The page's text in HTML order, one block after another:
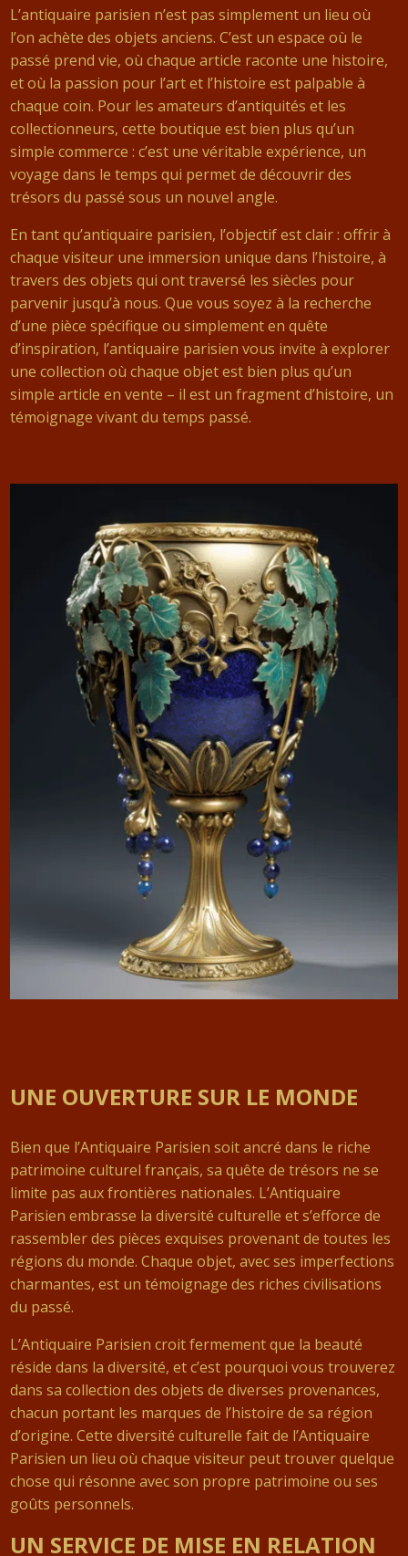
L’antiquaire parisien n’est pas simplement un lieu où
l’on achète des objets anciens. C’est un espace où le
passé prend vie, où chaque article raconte une histoire,
et où la passion pour l’art et l’histoire est palpable à
chaque coin. Pour les amateurs d’antiquités et les
collectionneurs, cette boutique est bien plus qu’un
simple commerce : c’est une véritable expérience, un
voyage dans le temps qui permet de découvrir des
trésors du passé sous un nouvel angle.
En tant qu’antiquaire parisien, l’objectif est clair : offrir à
chaque visiteur une immersion unique dans l’histoire, à
travers des objets qui ont traversé les siècles pour
parvenir jusqu’à nous. Que vous soyez à la recherche
d’une pièce spécifique ou simplement en quête
d’inspiration, l’antiquaire parisien vous invite à explorer
une collection où chaque objet est bien plus qu’un
simple article en vente – il est un fragment d’histoire, un
témoignage vivant du temps passé.
UNE OUVERTURE SUR LE MONDE
Bien que l’Antiquaire Parisien soit ancré dans le riche
patrimoine culturel français, sa quête de trésors ne se
limite pas aux frontières nationales. L’Antiquaire
Parisien embrasse la diversité culturelle et s’efforce de
rassembler des pièces exquises provenant de toutes les
régions du monde. Chaque objet, avec ses imperfections
charmantes, est un témoignage des riches civilisations
du passé.
L’Antiquaire Parisien croit fermement que la beauté
réside dans la diversité, et c’est pourquoi vous trouverez
dans sa collection des objets de diverses provenances,
chacun portant les marques de l’histoire de sa région
d’origine. Cette diversité culturelle fait de l’Antiquaire
Parisien un lieu où chaque visiteur peut trouver quelque
chose qui résonne avec son propre patrimoine ou ses
goûts personnels.
UN SERVICE DE MISE EN RELATION